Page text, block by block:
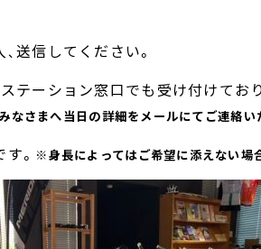
送信してください。
テーション窓口でも受け付けてお
なさまへ当日の詳細をメールにてご連絡い
。 ※身長によってはご希望に添えない場